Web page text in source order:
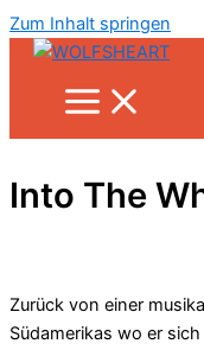
Zum Inhalt springen
Into The
Zurück von einer
Südamerikas wo er